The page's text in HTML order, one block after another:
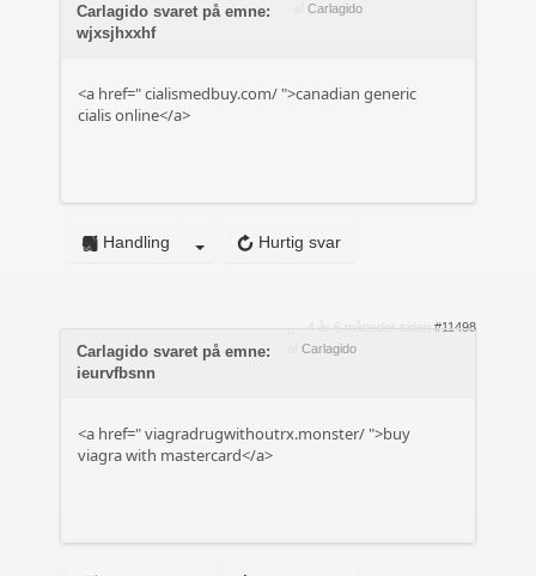
Carlagido
Carlagido svaret på emne:
wjxsjhxxhf
<a href="cialismedbuy.com/ ">canadian generic
cialis online</a>
Hurtig svar
Handling
4 år 6 måneder siden #11498
Carlagido
Carlagido svaret på emne:
ieurvfbsnn
<a href="viagradrugwithoutrx.monster/ ">buy
viagra with mastercard</a>